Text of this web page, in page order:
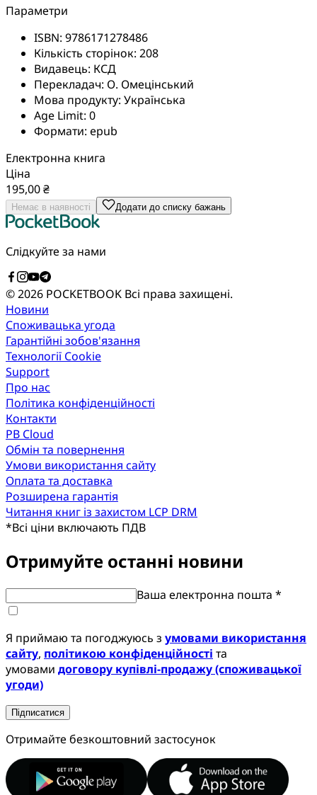
Параметри
ISBN: 9786171278486
Кількість сторінок: 208
Видавець: КСД
Перекладач: О. Омецінський
Мова продукту: Українська
Age Limit: 0
Формати: epub
Електронна книга
Ціна
195,00 ₴
Немає в наявності Додати до списку бажань
Слідкуйте за нами
© 2026 POCKETBOOK Всі права захищені.
Новини
Споживацька угода
Гарантійні зобов'язання
Технології Cookie
Support
Про нас
Політика конфіденційності
Контакти
PB Cloud
Обмін та повернення
Умови використання сайту
Оплата та доставка
Розширена гарантія
Читання книг із захистом LCP DRM
*Всі ціни включають ПДВ
Отримуйте останні новини
Ваша електронна пошта *
Я приймаю та погоджуюсь з умовами використання
сайту, політикою конфіденційності та
умовами договору купівлі-продажу (споживацької
угоди)
Підписатися
Отримайте безкоштовний застосунок